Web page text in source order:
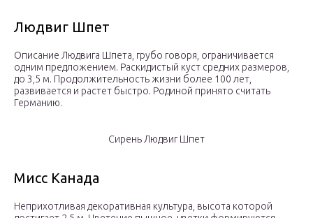
Людвиг Шпет
Описание Людвига Шпета, грубо говоря, ограничивается
одним предложением. Раскидистый куст средних размеров,
до 3,5 м. Продолжительность жизни более 100 лет,
развивается и растет быстро. Родиной принято считать
Германию.
Сирень Людвиг Шпет
Мисс Канада
Неприхотливая декоративная культура, высота которой